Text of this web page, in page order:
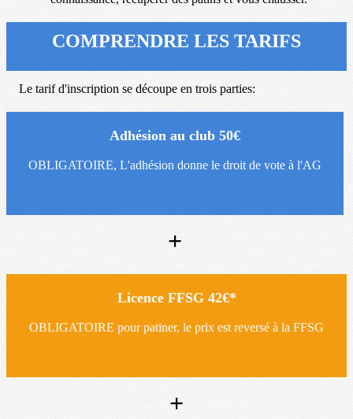
COMPRENDRE LES TARIFS
Le tarif d'inscription se découpe en trois parties:
Adhésion au club 50€
OBLIGATOIRE, L'adhésion donne le droit de vote à l'AG
+
Licence FFSG 42€*
OBLIGATOIRE pour patiner, le prix est reversé à la FFSG
+